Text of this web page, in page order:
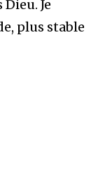
Je
plus stable